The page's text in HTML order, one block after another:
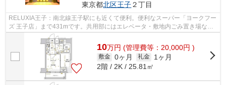
東京都北区王子２丁目
RELUXIA王子：南北線王子駅にも近くて便利。便利なスーパー「ヨークフー
ズ 王子店」まで431mです。共用部にはエレベータ・敷地内ごみ置き場など
が揃っております。地上11階建ての物件...
10万円 (管理費等：20,000円 )
敷金 0ヶ月 礼金
1ヶ月
2階 / 2K / 25.81㎡